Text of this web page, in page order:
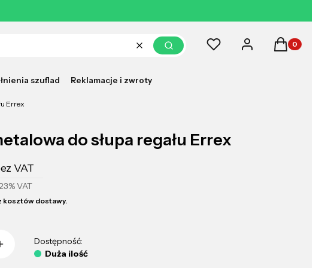
WyczyśćSzukaj
Ulubione Zaloguj sięProdukty w
Koszyk
szuflad Reklamacje i zwroty
Errex
do słupa regału Errex
VAT
VAT
kosztów dostawy.
Dostępność:
Duża ilość